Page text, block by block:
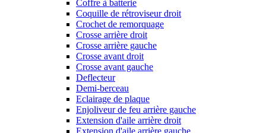
Coffre à batterie
Coquille de rétroviseur droit
Crochet de remorquage
Crosse arrière droit
Crosse arrière gauche
Crosse avant droit
Crosse avant gauche
Deflecteur
Demi-berceau
Eclairage de plaque
Enjoliveur de feu arrière gauche
Extension d'aile arrière droit
Extension d'aile arrière gauche